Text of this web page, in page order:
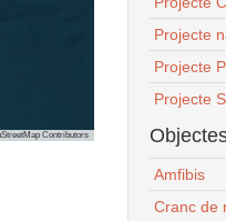
Contributors
Projecte
Projecte
Projecte
Amfibis
Cranc de